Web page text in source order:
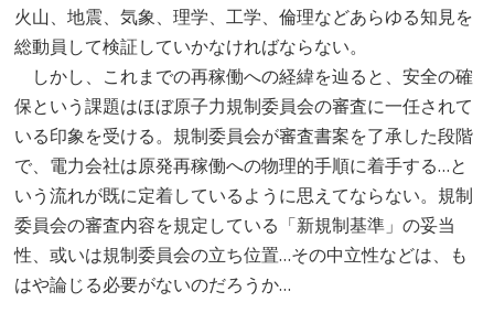
火山、地震、気象、理学、工学、倫理などあらゆる知見を
総動員して検証していかなければならない。
しかし、これまでの再稼働への経緯を辿ると、安全の確
保という課題はほぼ原子力規制委員会の審査に一任されて
いる印象を受ける。規制委員会が審査書案を了承した段階
で、電力会社は原発再稼働への物理的手順に着手する…と
いう流れが既に定着しているように思えてならない。規制
委員会の審査内容を規定している「新規制基準」の妥当
性、或いは規制委員会の立ち位置…その中立性などは、も
はや論じる必要がないのだろうか…